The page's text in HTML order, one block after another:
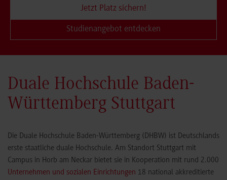
Jetzt Platz sichern!
Studienangebot entdecken
Duale Hochschule Baden-
Württemberg Stuttgart
Die Duale Hochschule Baden-Württemberg (DHBW) ist Deutschlands
erste staatliche duale Hochschule. Am Standort Stuttgart mit
Campus in Horb am Neckar bietet sie in Kooperation mit rund 2.000
Unternehmen und sozialen Einrichtungen 18 national akkreditierte